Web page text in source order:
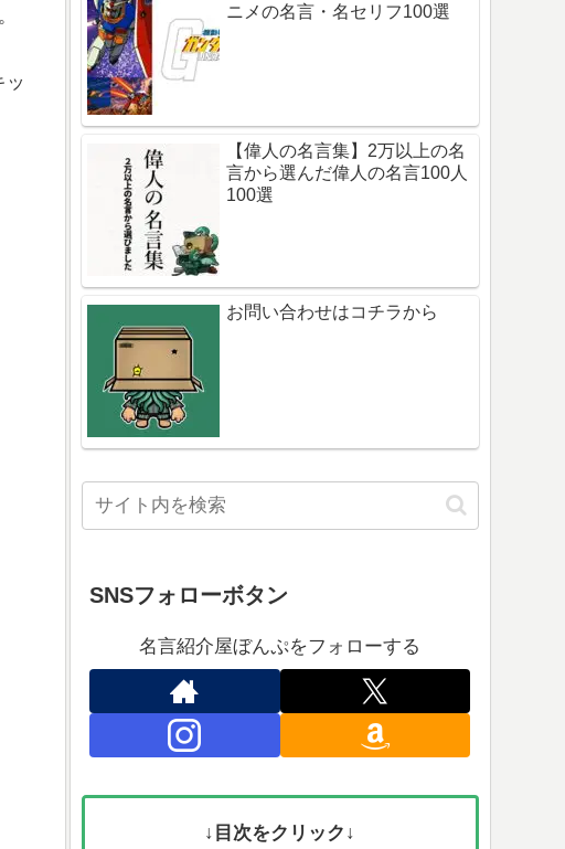
ニメの名言・名セリフ100選
【偉人の名言集】2万以上の名
言から選んだ偉人の名言100人
100選
お問い合わせはコチラから
SNSフォローボタン
名言紹介屋ぼんぷをフォローする
↓目次をクリック↓